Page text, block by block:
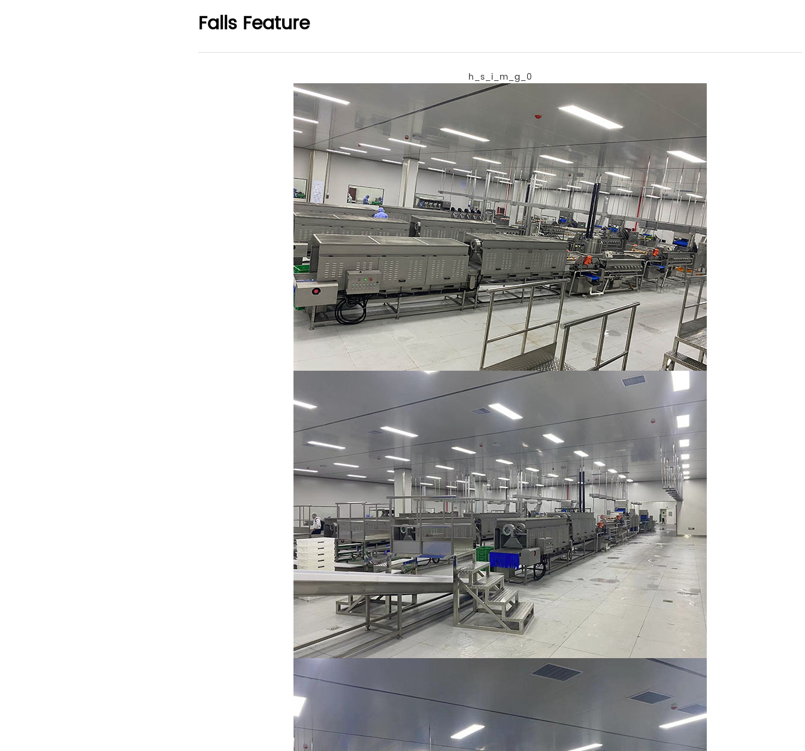
Falls Feature
h_s_i_m_g_0